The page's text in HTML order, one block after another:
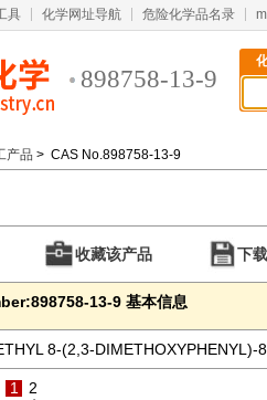
具 化学网址导航 危险化学品名录
898758-13-9
产品 > CAS No.898758-13-9
收藏该产品 下
13-9 基本信息
8-(2,3-DIMETHOXYPHENYL)-
1 2